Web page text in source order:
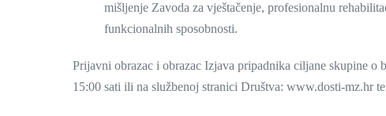
mišljenje Zavoda za vještačenje, profesionalnu
funkcionalnih sposobnosti.
Prijavni obrazac i obrazac Izjava pripadnika ciljane skupine o
15:00 sati ili na službenoj stranici Društva: www.dosti-mz.hr